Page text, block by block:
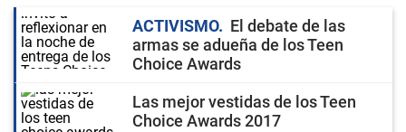
ACTIVISMO
El debate de las
armas se adueña de los Teen
Choice Awards
Las mejor vestidas de los Teen
Choice Awards 2017